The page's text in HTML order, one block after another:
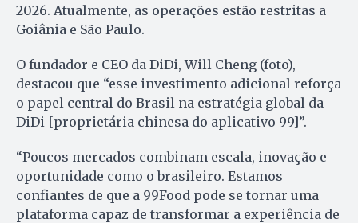
2026. Atualmente, as operações estão restritas a
Goiânia e São Paulo.
O fundador e CEO da DiDi, Will Cheng (foto),
destacou que “esse investimento adicional reforça
o papel central do Brasil na estratégia global da
DiDi [proprietária chinesa do aplicativo 99]”.
“Poucos mercados combinam escala, inovação e
oportunidade como o brasileiro. Estamos
confiantes de que a 99Food pode se tornar uma
plataforma capaz de transformar a experiência de